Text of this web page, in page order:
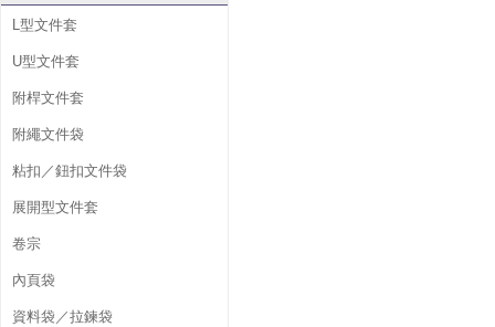
L型文件套
U型文件套
附桿文件套
附繩文件袋
粘扣／鈕扣文件袋
展開型文件套
卷宗
內頁袋
資料袋／拉鍊袋